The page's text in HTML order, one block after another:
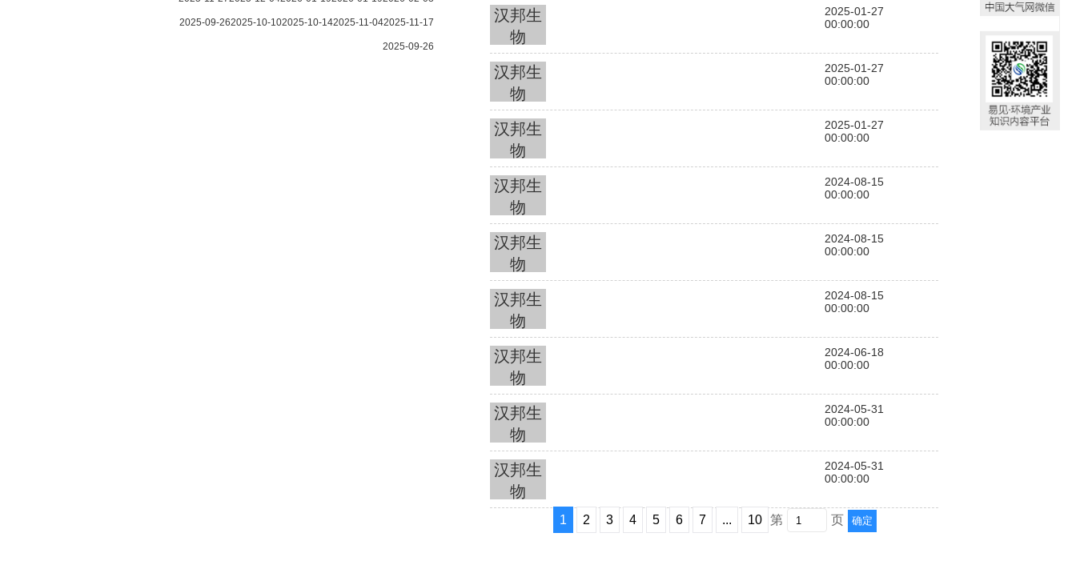
2025-11-17
2025-11-04
2025-10-14
2025-10-10
2025-09-26
2025-09-26
汉邦生
物
2025-01-27
00:00:00
汉邦生
物
2025-01-27
00:00:00
汉邦生
物
2025-01-27
00:00:00
汉邦生
物
2024-08-15
00:00:00
汉邦生
物
2024-08-15
00:00:00
汉邦生
物
2024-08-15
00:00:00
汉邦生
物
2024-06-18
00:00:00
汉邦生
物
2024-05-31
00:00:00
汉邦生
物
2024-05-31
00:00:00
1 2 3 4 5 6 7 ... 10 第 页 确定